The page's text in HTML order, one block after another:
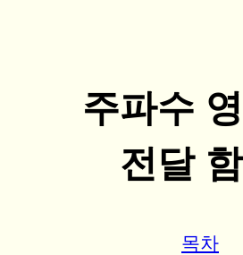
주파수
전달
목차